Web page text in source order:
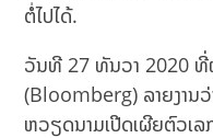
ຕໍ່ໄປໄດ້.
ວັນທີ 27 ທັນວາ 2020 ທີ່
(Bloomberg) ລາຍງານ
ຫວຽດນາມເປີດເຜີຍຕົວເ